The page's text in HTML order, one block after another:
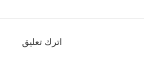
اترك تعليق